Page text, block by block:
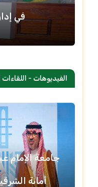
في إدارة المستشفيات
الفيديوهات -
جامعة الإمام
أمانة